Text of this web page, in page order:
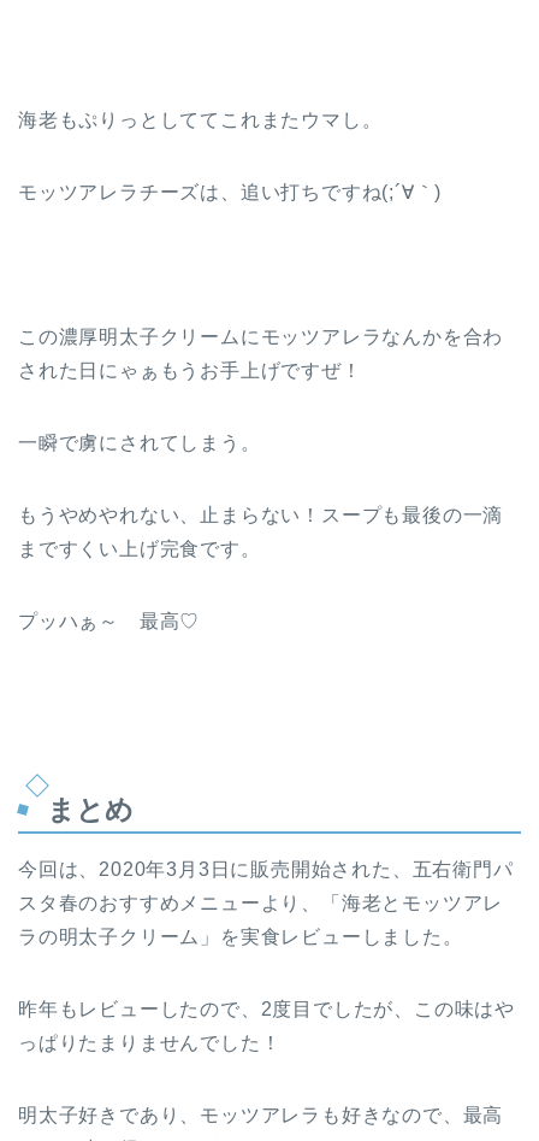
海老もぷりっとしててこれまたウマし。
モッツアレラチーズは、追い打ちですね(;´∀｀)
この濃厚明太子クリームにモッツアレラなんかを合わ
された日にゃぁもうお手上げですぜ！
一瞬で虜にされてしまう。
もうやめやれない、止まらない！スープも最後の一滴
まですくい上げ完食です。
プッハぁ～ 最高♡
まとめ
今回は、2020年3月3日に販売開始された、五右衛門パ
スタ春のおすすめメニューより、「海老とモッツアレ
ラの明太子クリーム」を実食レビューしました。
昨年もレビューしたので、2度目でしたが、この味はや
っぱりたまりませんでした！
明太子好きであり、モッツアレラも好きなので、最高